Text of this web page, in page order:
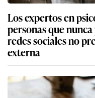
Los expertos en
personas que
redes sociales no
externa